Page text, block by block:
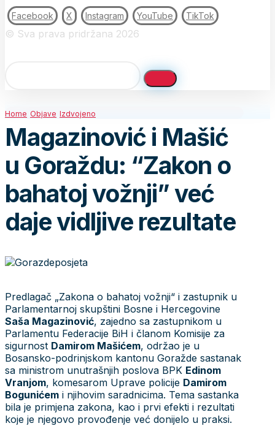
Facebook X Instagram YouTube TikTok
© Sva prava pridržana 2026
Home Objave Izdvojeno
Magazinović i Mašić
u Goraždu: “Zakon o
bahatoj vožnji” već
daje vidljive rezultate
Predlagač „Zakona o bahatoj vožnji“ i zastupnik u
Parlamentarnoj skupštini Bosne i Hercegovine
Saša Magazinović, zajedno sa zastupnikom u
Parlamentu Federacije BiH i članom Komisije za
sigurnost Damirom Mašićem, održao je u
Bosansko-podrinjskom kantonu Goražde sastanak
sa ministrom unutrašnjih poslova BPK Edinom
Vranjom, komesarom Uprave policije Damirom
Bogunićem i njihovim saradnicima. Tema sastanka
bila je primjena zakona, kao i prvi efekti i rezultati
koje je njegovo provođenje već donijelo u praksi.